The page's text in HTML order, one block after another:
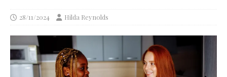
28/11/2024 Hilda Reynolds